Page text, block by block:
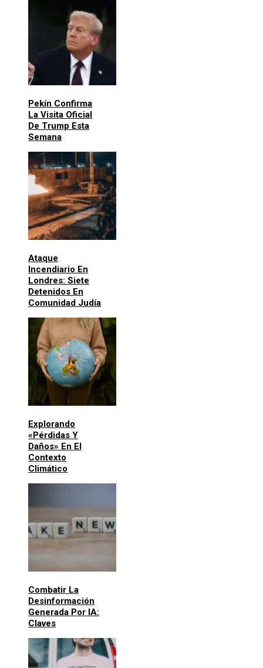
Pekín Confirma
La Visita Oficial
De Trump Esta
Semana
Ataque
Incendiario En
Londres: Siete
Detenidos En
Comunidad Judía
Explorando
«pérdidas Y
Daños» En El
Contexto
Climático
Combatir La
Desinformación
Generada Por IA:
Claves